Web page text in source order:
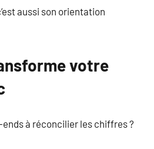
aussi son orientation
votre
à réconcilier les chiffres ?